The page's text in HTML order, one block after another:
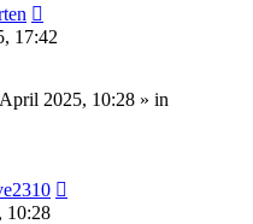
17:42
2025, 10:28 » in
10:28